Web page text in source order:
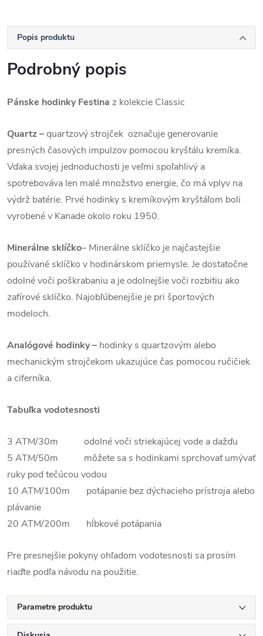
Popis produktu
Podrobný popis
Pánske hodinky Festina z kolekcie Classic
Quartz–quartzový strojček označuje generovanie
presných časových impulzov pomocou kryštálu kremíka.
Vďaka svojej jednoduchosti je veľmi spoľahlivý a
spotrebováva len malé množstvo energie, čo má vplyv na
výdrž batérie. Prvé hodinky s kremíkovým kryštáľom boli
vyrobené v Kanade okolo roku 1950.
Minerálne sklíčko– Minerálne sklíčko je najčastejšie
používané sklíčko v hodinárskom priemysle. Je dostatočne
odolné voči poškrabaniu a je odolnejšie voči rozbitiu ako
zafírové sklíčko. Najobľúbenejšie je pri športových
modeloch.
Analógové hodinky – hodinky s quartzovým alebo
mechanickým strojčekom ukazujúce čas pomocou ručičiek
a ciferníka.
Tabuľka vodotesnosti
3 ATM/30m odolné voči striekajúcej vode a dažďu
5 ATM/50m môžete sa s hodinkami sprchovať umývať
ruky pod tečúcou vodou
10 ATM/100m potápanie bez dýchacieho prístroja alebo
plávanie
20 ATM/200m hĺbkové potápania
Pre presnejšie pokyny ohľadom vodotesnosti sa prosím
riaďte podľa návodu na použitie.
Parametre produktu